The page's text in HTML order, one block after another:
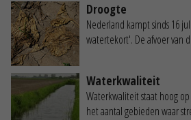
Droogte
Nederland kampt sinds 16
watertekort'. De afvoer van
Waterkwaliteit
Waterkwaliteit staat hoog
het aantal gebieden waar